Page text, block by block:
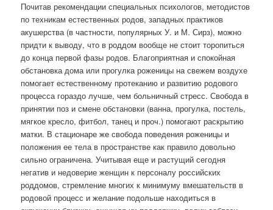
Почитав рекомендации специальных психологов, методистов
по техникам естественных родов, западных практиков
акушерства (в частности, популярных У. и М. Сирз), можно
придти к выводу, что в роддом вообще не стоит торопиться
до конца первой фазы родов. Благоприятная и спокойная
обстановка дома или прогулка роженицы на свежем воздухе
помогает естественному протеканию и развитию родового
процесса гораздо лучше, чем больничный стресс. Свобода в
принятии поз и смене обстановки (ванна, прогулка, постель,
мягкое кресло, фитбол, танец и проч.) помогают раскрытию
матки. В стационаре же свобода поведения роженицы и
положения ее тела в пространстве как правило довольно
сильно ограничена. Учитывая еще и растущий сегодня
негатив и недоверие женщин к персоналу российских
роддомов, стремление многих к минимуму вмешательств в
родовой процесс и желание подольше находиться в